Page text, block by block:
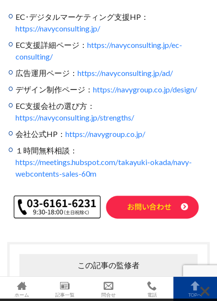
EC･デジタルマーケティング支援HP：
https://navyconsulting.jp/
EC支援詳細ページ： https://navyconsulting.jp/ec-
consulting/
広告運用ページ： https://navyconsulting.jp/ad/
デザイン制作ページ： https://navygroup.co.jp/design/
EC支援会社の選び方：
https://navyconsulting.jp/strengths/
会社公式HP： https://navygroup.co.jp/
１時間無料相談：
https://meetings.hubspot.com/takayuki-okada/navy-
webcontents-sales-60m
この記事の監修者
ホーム 記事一覧 問合せ 電話 TOPへ